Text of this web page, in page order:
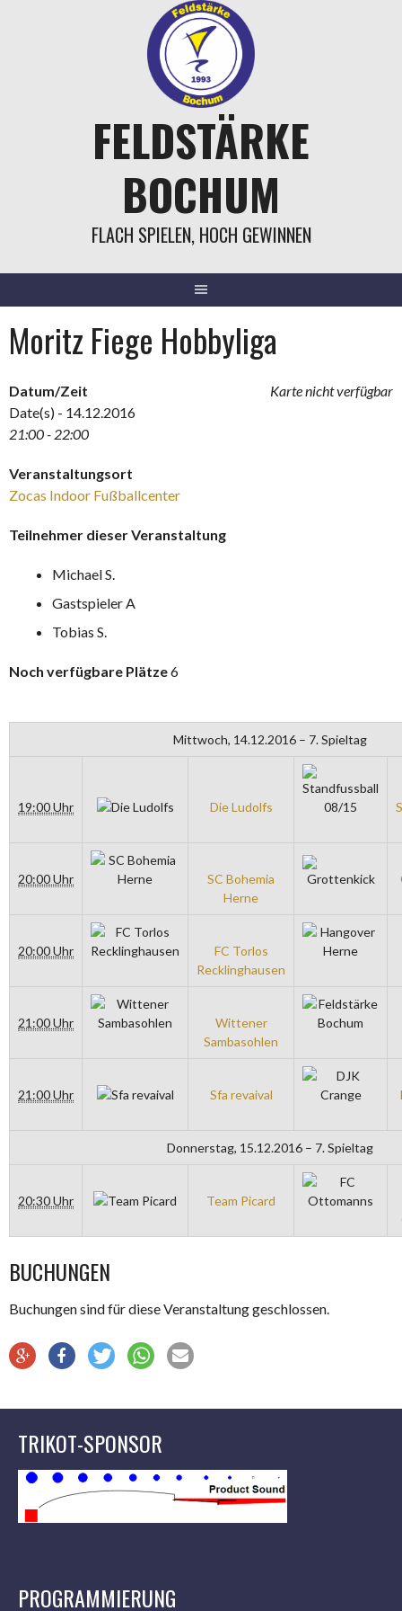
FELDSTÄRKE
BOCHUM
FLACH SPIELEN, HOCH GEWINNEN
Moritz Fiege Hobbyliga
Karte nicht verfügbar
Datum/Zeit
Date(s) - 14.12.2016
21:00 - 22:00
Veranstaltungsort
Zocas Indoor Fußballcenter
Teilnehmer dieser Veranstaltung
Michael S.
Gastspieler A
Tobias S.
Noch verfügbare Plätze6
Mittwoch, 14.12.2016 – 7. Spieltag
19:00 Uhr Die Ludolfs
20:00 Uhr
SC Bohemia
Herne
20:00 Uhr
FC Torlos
Recklinghausen
21:00 Uhr
Wittener
Sambasohlen
21:00 Uhr Sfa revaival
Donnerstag, 15.12.2016 – 7. Spieltag
20:30 Uhr
Team Picard
BUCHUNGEN
Buchungen sind für diese Veranstaltung geschlossen.
TRIKOT-SPONSOR
PROGRAMMIERUNG